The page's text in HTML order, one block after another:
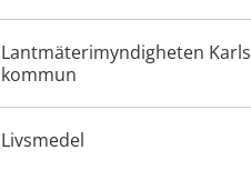
Lantmäterimyndigheten
kommun
Livsmedel